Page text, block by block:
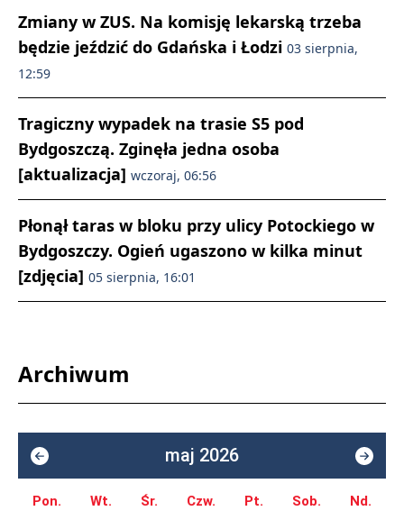
Zmiany w ZUS. Na komisję lekarską trzeba
będzie jeździć do Gdańska i Łodzi 03 sierpnia,
12:59
Tragiczny wypadek na trasie S5 pod
Bydgoszczą. Zginęła jedna osoba
[aktualizacja] wczoraj, 06:56
Płonął taras w bloku przy ulicy Potockiego w
Bydgoszczy. Ogień ugaszono w kilka minut
[zdjęcia] 05 sierpnia, 16:01
Archiwum
maj 2026
Pon. Wt. Śr. Czw. Pt. Sob. Nd.